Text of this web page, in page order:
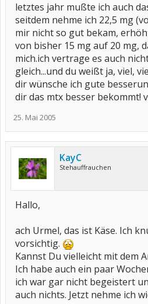
letztes jahr mußte ich auch
seitdem nehme ich 22,5 mg
mir nicht so gut bekam,
von bisher 15 mg auf 20 mg,
mich.ich vertrage es auch
gleich...und du weißt ja, viel,
dir wünsche ich gute
dir das mtx besser bekommt!
25. Mai 2005
KayC
Stehauffrauchen
Hallo,
ach Urmel, das ist Käse. Ich
vorsichtig.
Kannst Du vielleicht mit dem
Ich habe auch ein paar
ich war gar nicht begeistert
auch nichts. Jetzt nehme ich